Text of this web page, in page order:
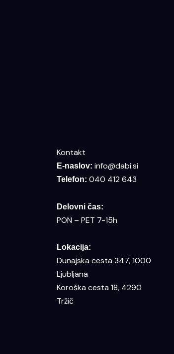
Kontakt
E-naslov: info@dabi.si
Telefon: 040 412 643
Delovni čas:
PON – PET 7-15h
Lokacija:
Dunajska cesta 347, 1000
Ljubljana
Koroška cesta 18, 4290
Tržič